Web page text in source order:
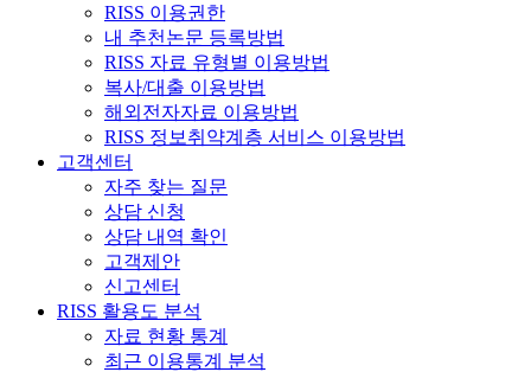
RISS 이용권한
내 추천논문 등록방법
RISS 자료 유형별 이용방법
복사/대출 이용방법
해외전자자료 이용방법
RISS 정보취약계층 서비스 이용방법
고객센터
자주 찾는 질문
상담 신청
상담 내역 확인
고객제안
신고센터
RISS 활용도 분석
자료 현황 통계
최근 이용통계 분석